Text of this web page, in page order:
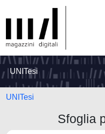
UNITesi
UNITesi
Sfoglia